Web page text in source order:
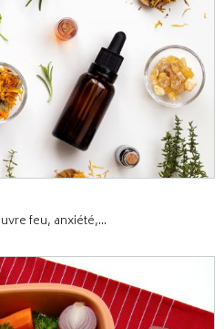
feu, anxiété,...